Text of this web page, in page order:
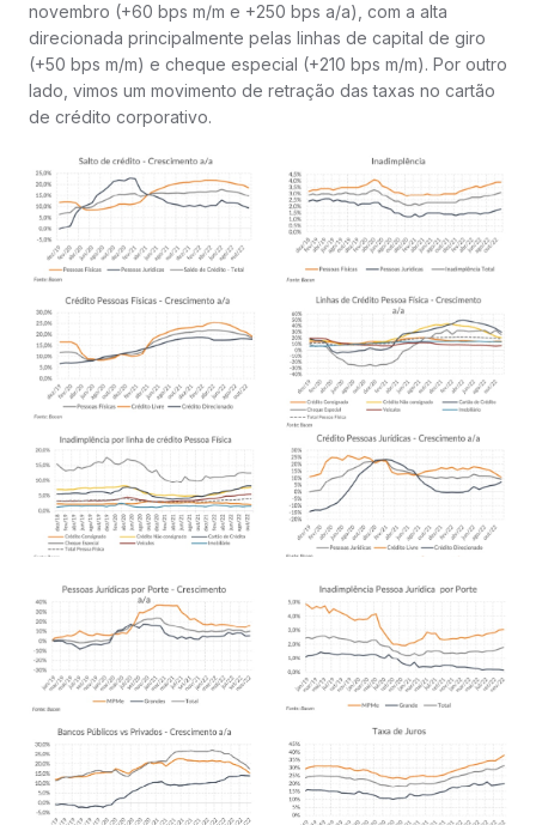
novembro (+60 bps m/m e +250 bps a/a), com a alta
direcionada principalmente pelas linhas de capital de giro
(+50 bps m/m) e cheque especial (+210 bps m/m). Por outro
lado, vimos um movimento de retração das taxas no cartão
de crédito corporativo.